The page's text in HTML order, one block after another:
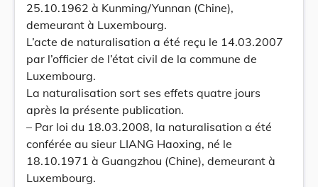
25.10.1962 à Kunming/Yunnan (Chine),
demeurant à Luxembourg.
L’acte de naturalisation a été reçu le 14.03.2007
par l’officier de l’état civil de la commune de
Luxembourg.
La naturalisation sort ses effets quatre jours
après la présente publication.
– Par loi du 18.03.2008, la naturalisation a été
conférée au sieur LIANG Haoxing, né le
18.10.1971 à Guangzhou (Chine), demeurant à
Luxembourg.